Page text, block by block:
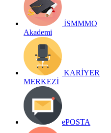
İSMMMO
Akademi
KARİYER
MERKEZİ
ePOSTA